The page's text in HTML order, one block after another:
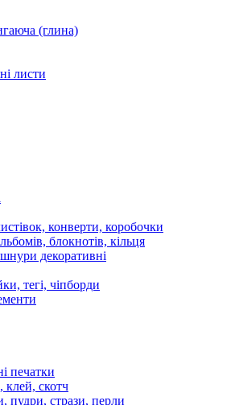
(глина)
листи
конверти, коробочки
блокнотів, кільця
декоративні
тегі, чіпборди
печатки
клей, скотч
пудри, стрази, перли